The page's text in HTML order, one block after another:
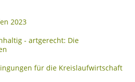
2023
- artgerecht: Die
für die Kreislaufwirtschaft